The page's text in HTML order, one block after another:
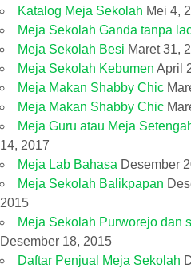
Katalog Meja Sekolah Mei 4,
Meja Sekolah Ganda tanpa
Meja Sekolah Besi Maret 31,
Meja Sekolah Kebumen April
Meja Makan Shabby Chic
Meja Makan Shabby Chic
Meja Guru atau Meja
14, 2017
Meja Lab Bahasa Desember
Meja Sekolah Balikpapan
2015
Meja Sekolah Purworejo dan
Desember 18, 2015
Daftar Penjual Meja Sekolah